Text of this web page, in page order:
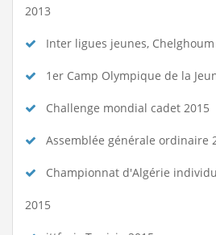
2013
Inter ligues jeunes,
1er Camp Olympique de la
Challenge mondial cadet 2015
Assemblée générale ordinaire
Championnat d'Algérie
2015